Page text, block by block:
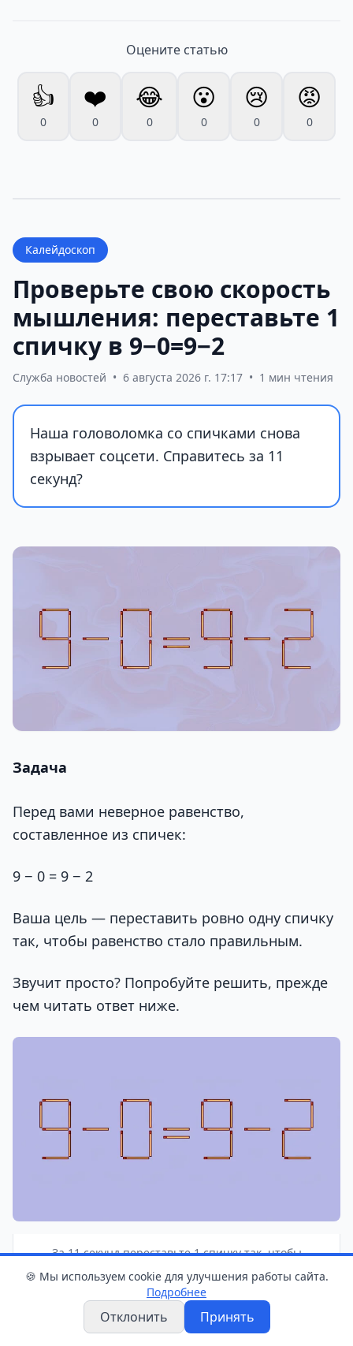
Оцените статью
👍
0
❤️
0
😂
0
😮
0
😢
0
😡
0
Калейдоскоп
Проверьте свою скорость
мышления: переставьте 1
спичку в 9−0=9−2
Служба новостей • 6 августа 2026 г. 17:17 • 1 мин чтения
Наша головоломка со спичками снова
взрывает соцсети. Справитесь за 11
секунд?
Задача
Перед вами неверное равенство,
составленное из спичек:
9 − 0 = 9 − 2
Ваша цель — переставить ровно одну спичку
так, чтобы равенство стало правильным.
Звучит просто? Попробуйте решить, прежде
чем читать ответ ниже.
За 11 секунд переставьте 1 спичку так, чтобы
неверное равенство стало верным Фото: GS.BY
📊 Опрос
🍪 Мы используем cookie для улучшения работы сайта.
Подробнее
Отклонить Принять